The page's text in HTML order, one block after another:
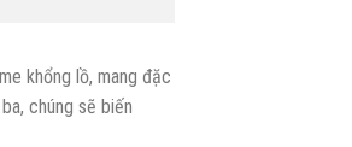
khổng lồ, mang đặc
chúng sẽ biến